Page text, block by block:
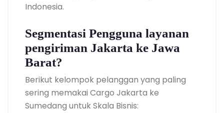
Indonesia.
Segmentasi Pengguna layanan
pengiriman Jakarta ke Jawa
Barat?
Berikut kelompok pelanggan yang paling
sering memakai Cargo Jakarta ke
Sumedang untuk Skala Bisnis: